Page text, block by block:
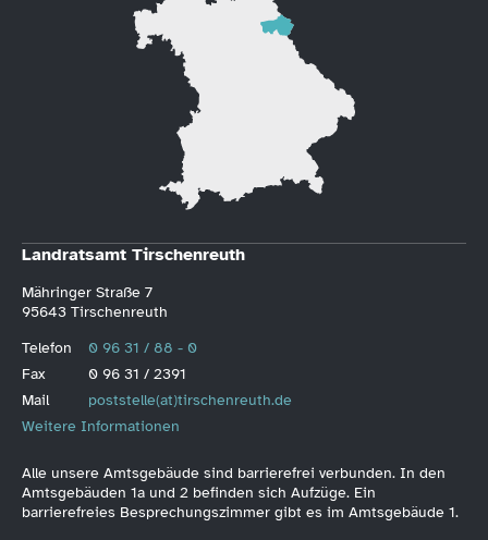
Landratsamt Tirschenreuth
Mähringer Straße 7
95643 Tirschenreuth
Telefon
0 96 31 / 88 - 0
Fax
0 96 31 / 2391
Mail
poststelle(at)tirschenreuth.de
Weitere Informationen
Alle unsere Amtsgebäude sind barrierefrei verbunden. In den
Amtsgebäuden 1a und 2 befinden sich Aufzüge. Ein
barrierefreies Besprechungszimmer gibt es im Amtsgebäude 1.